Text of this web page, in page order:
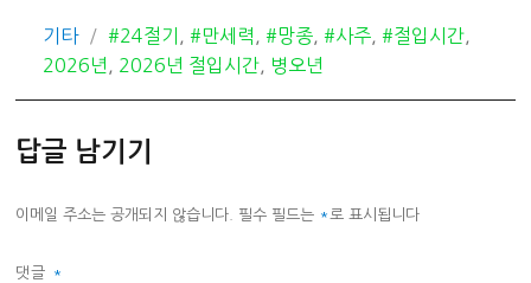
카
테
기타
태
그
#24절기 , #만세력 , #망종, #사주, #절입시간,
2026년 , 2026년 절입시간, 병오년
답글 남기기
이메일 주소는 공개되지 않습니다. 필수 필드는 *로 표시됩니다
댓글 *